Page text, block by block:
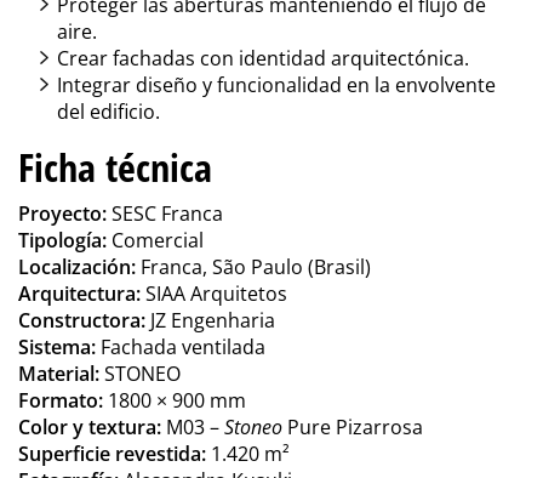
aire.
Crear fachadas con identidad arquitectónica.
Integrar diseño y funcionalidad en la envolvente
del edificio.
Ficha técnica
Proyecto:SESC Franca
Tipología: Comercial
Localización: Franca, São Paulo (Brasil)
Arquitectura:SIAA Arquitetos
Constructora: JZ Engenharia
Sistema: Fachada ventilada
Material:STONEO
Formato: 1800 × 900 mm
Color y textura: M03 –Stoneo Pure Pizarrosa
Superficie revestida: 1.420 m²